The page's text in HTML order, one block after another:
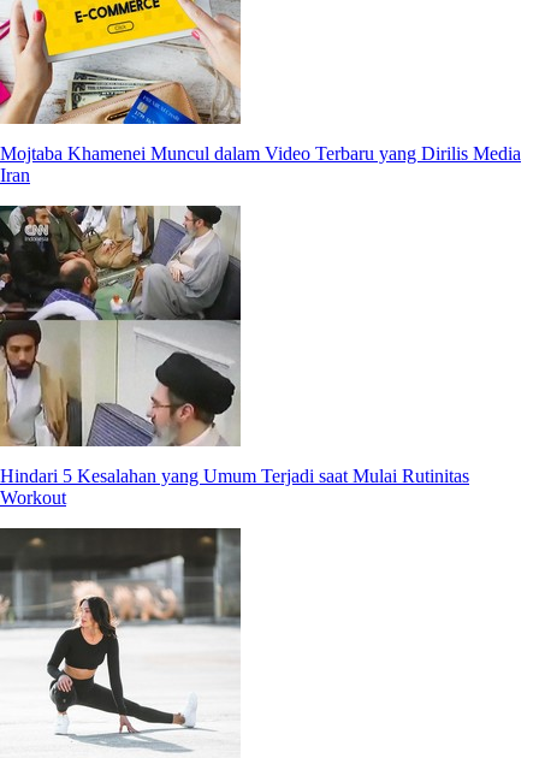
Mojtaba Khamenei Muncul dalam Video Terbaru yang Dirilis Media
Iran
Hindari 5 Kesalahan yang Umum Terjadi saat Mulai Rutinitas
Workout